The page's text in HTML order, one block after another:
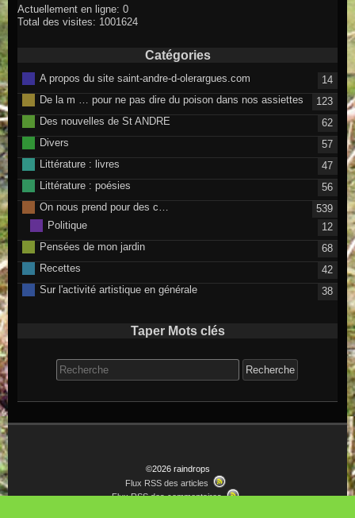
Actuellement en ligne: 0
Total des visites: 1001624
Catégories
A propos du site saint-andre-d-olerargues.com
14
De la m … pour ne pas dire du poison dans nos assiettes
123
Des nouvelles de St ANDRE
62
Divers
57
Littérature : livres
47
Littérature : poésies
56
On nous prend pour des c…
539
Politique
12
Pensées de mon jardin
68
Recettes
42
Sur l'activité artistique en générale
38
Taper Mots clés
Search for:
©2026 raindrops
Flux RSS des articles
Flux RSS des commentaires